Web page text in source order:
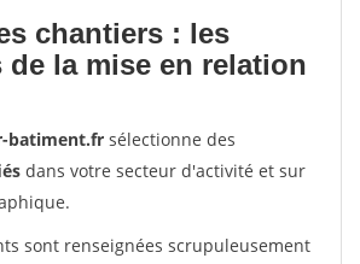
chantiers : les
de la mise en relation
batiment.fr sélectionne des
dans votre secteur d'activité et sur
sont renseignées scrupuleusement